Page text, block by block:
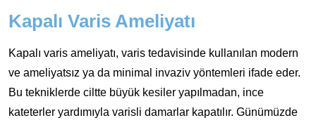
Kapalı Varis Ameliyatı
Kapalı varis ameliyatı, varis tedavisinde kullanılan modern
ve ameliyatsız ya da minimal invaziv yöntemleri ifade eder.
Bu tekniklerde ciltte büyük kesiler yapılmadan, ince
kateterler yardımıyla varisli damarlar kapatılır. Günümüzde